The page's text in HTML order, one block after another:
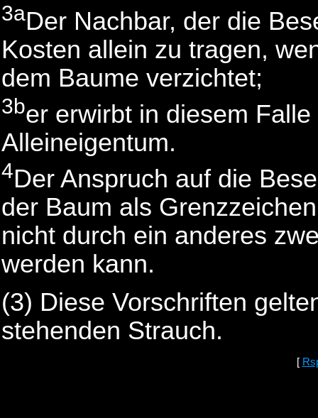
3aDer Nachbar, der die
Kosten allein zu tragen,
dem Baume verzichtet;
3ber erwirbt in diesem
Alleineigentum.
4Der Anspruch auf die
der Baum als
nicht durch ein anderes
werden kann.
(3) Diese Vorschriften
stehenden Strauch.
[